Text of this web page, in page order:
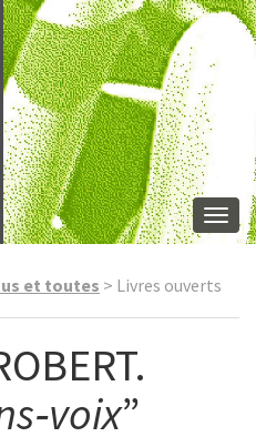
et toutes > Livres ouverts
”